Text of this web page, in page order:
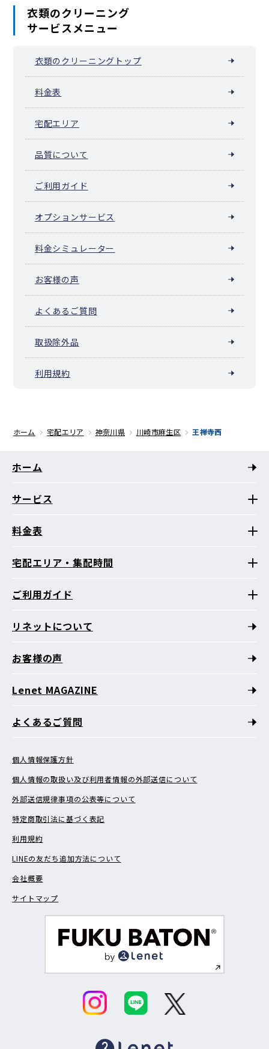
衣類のクリーニング
サービスメニュー
衣類のクリーニングトップ
料金表
宅配エリア
品質について
ご利用ガイド
オプションサービス
料金シミュレーター
お客様の声
よくあるご質問
取扱除外品
利用規約
ホーム 宅配エリア 神奈川県 川崎市麻生区 王禅寺西
ホーム
サービス
料金表
宅配エリア・集配時間
ご利用ガイド
リネットについて
お客様の声
Lenet MAGAZINE
よくあるご質問
個人情報保護方針
個人情報の取扱い及び利用者情報の外部送信について
外部送信規律事項の公表等について
特定商取引法に基づく表記
利用規約
LINEの友だち追加方法について
会社概要
サイトマップ